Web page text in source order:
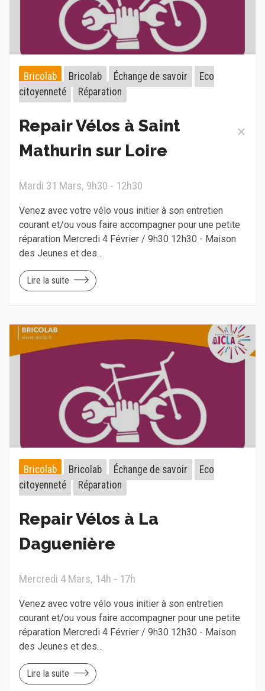
Bricolab Bricolab Échange de savoir
Eco
citoyenneté
Réparation
Repair Vélos à Saint
Mathurin sur Loire
Mardi 31 Mars, 9h30 - 12h30
Venez avec votre vélo vous initier à son entretien
courant et/ou vous faire accompagner pour une petite
réparation Mercredi 4 Février / 9h30 12h30 - Maison
des Jeunes et des…
Lire la suite
Bricolab Bricolab Échange de savoir
Eco
citoyenneté
Réparation
Repair Vélos à La
Daguenière
Mercredi 4 Mars, 14h - 17h
Venez avec votre vélo vous initier à son entretien
courant et/ou vous faire accompagner pour une petite
réparation Mercredi 4 Février / 9h30 12h30 - Maison
des Jeunes et des…
Lire la suite